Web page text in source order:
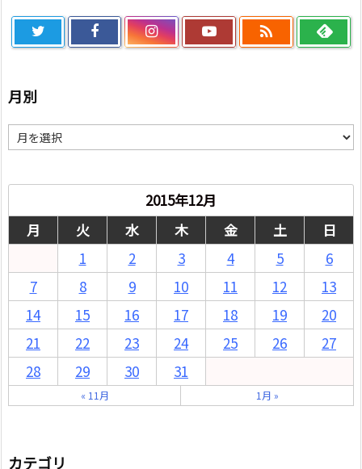

月別
別
2015年12月
月
火 水 木 金 土
日
1
2 3 4 5
6
7
8 9 10 11 12
13
14
15 16 17 18 19
20
21
22 23 24 25 26
27
28
29 30 31
« 11月 1月 »
カテゴリ